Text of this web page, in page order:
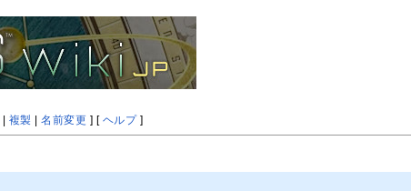
| 複製 |名前変更 ] [ ヘルプ]